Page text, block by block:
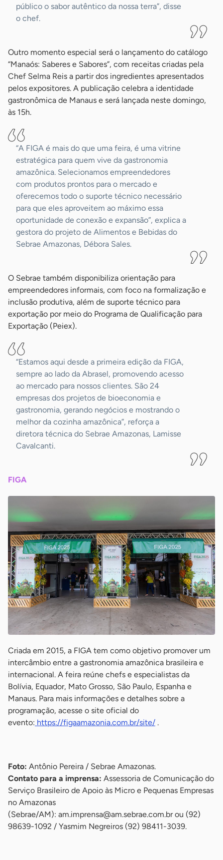
público o sabor autêntico da nossa terra”, disse
o chef.
Outro momento especial será o lançamento do catálogo
“Manaós: Saberes e Sabores”, com receitas criadas pela
Chef Selma Reis a partir dos ingredientes apresentados
pelos expositores. A publicação celebra a identidade
gastronômica de Manaus e será lançada neste domingo,
às 15h.
“A FIGA é mais do que uma feira, é uma vitrine
estratégica para quem vive da gastronomia
amazônica. Selecionamos empreendedores
com produtos prontos para o mercado e
oferecemos todo o suporte técnico necessário
para que eles aproveitem ao máximo essa
oportunidade de conexão e expansão”, explica a
gestora do projeto de Alimentos e Bebidas do
Sebrae Amazonas, Débora Sales.
O Sebrae também disponibiliza orientação para
empreendedores informais, com foco na formalização e
inclusão produtiva, além de suporte técnico para
exportação por meio do Programa de Qualificação para
Exportação (Peiex).
“Estamos aqui desde a primeira edição da FIGA,
sempre ao lado da Abrasel, promovendo acesso
ao mercado para nossos clientes. São 24
empresas dos projetos de bioeconomia e
gastronomia, gerando negócios e mostrando o
melhor da cozinha amazônica”, reforça a
diretora técnica do Sebrae Amazonas, Lamisse
Cavalcanti.
FIGA
Criada em 2015, a FIGA tem como objetivo promover um
intercâmbio entre a gastronomia amazônica brasileira e
internacional. A feira reúne chefs e especialistas da
Bolívia, Equador, Mato Grosso, São Paulo, Espanha e
Manaus. Para mais informações e detalhes sobre a
programação, acesse o site oficial do
evento: https://figaamazonia.com.br/site/ .
Foto: Antônio Pereira / Sebrae Amazonas.
Contato para a imprensa: Assessoria de Comunicação do
Serviço Brasileiro de Apoio às Micro e Pequenas Empresas
no Amazonas
(Sebrae/AM): am.imprensa@am.sebrae.com.brou (92)
98639-1092 / Yasmim Negreiros (92) 98411-3039.